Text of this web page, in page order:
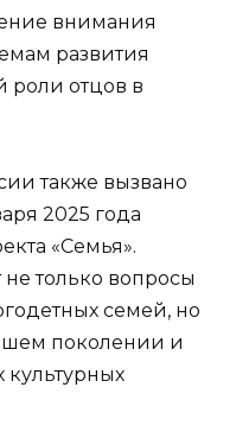
внимания
развития
роли отцов в
также вызвано
2025 года
«Семья».
только вопросы
семей, но
поколении и